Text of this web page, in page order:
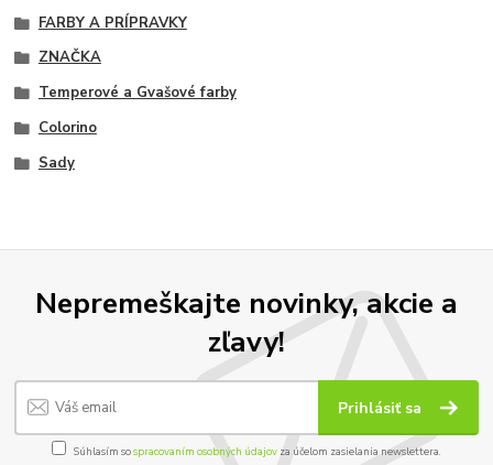
FARBY A PRÍPRAVKY
ZNAČKA
Temperové a Gvašové farby
Colorino
Sady
Nepremeškajte novinky, akcie a
zľavy!
Prihlásiť sa
Súhlasím sospracovaním osobných údajov za účelom zasielania newslettera.